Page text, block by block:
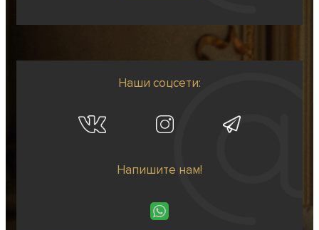
Наши соцсети:
Напишите нам!